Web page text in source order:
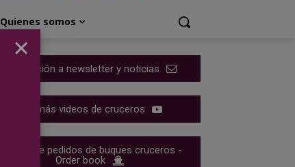
Quienes somos
Suscripción a newsletter y noticias
Ver más videos de cruceros
Cartera de pedidos de buques cruceros -
Order book
×